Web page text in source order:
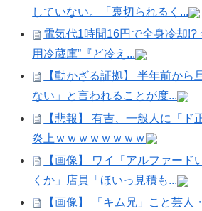
していない。「裏切られるく...
電気代1時間16円で全身冷却!?
用冷蔵庫”『ど冷え...
【動かざる証拠】 半年前から
ない」と言われることが度...
【悲報】 有吉、一般人に「ド
炎上ｗｗｗｗｗｗｗｗ
【画像】 ワイ「アルファード
くか」店員「ほいっ見積も...
【画像】 「キム兄」こと芸人